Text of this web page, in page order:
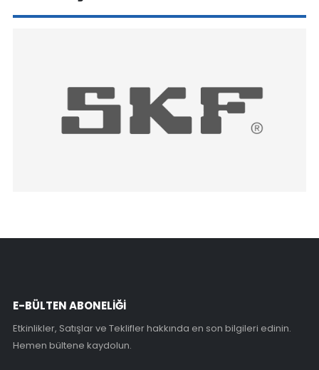
E-BÜLTEN ABONELİĞİ
Etkinlikler, Satışlar ve Teklifler hakkında en son bilgileri edinin.
Hemen bültene kaydolun.